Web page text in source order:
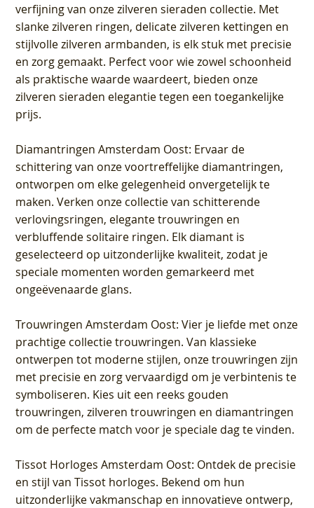
verfijning van onze zilveren sieraden collectie. Met
slanke zilveren ringen, delicate zilveren kettingen en
stijlvolle zilveren armbanden, is elk stuk met precisie
en zorg gemaakt. Perfect voor wie zowel schoonheid
als praktische waarde waardeert, bieden onze
zilveren sieraden elegantie tegen een toegankelijke
prijs.
Diamantringen Amsterdam Oost: Ervaar de
schittering van onze voortreffelijke diamantringen,
ontworpen om elke gelegenheid onvergetelijk te
maken. Verken onze collectie van schitterende
verlovingsringen, elegante trouwringen en
verbluffende solitaire ringen. Elk diamant is
geselecteerd op uitzonderlijke kwaliteit, zodat je
speciale momenten worden gemarkeerd met
ongeëvenaarde glans.
Trouwringen Amsterdam Oost: Vier je liefde met onze
prachtige collectie trouwringen. Van klassieke
ontwerpen tot moderne stijlen, onze trouwringen zijn
met precisie en zorg vervaardigd om je verbintenis te
symboliseren. Kies uit een reeks gouden
trouwringen, zilveren trouwringen en diamantringen
om de perfecte match voor je speciale dag te vinden.
Tissot Horloges Amsterdam Oost: Ontdek de precisie
en stijl van Tissot horloges. Bekend om hun
uitzonderlijke vakmanschap en innovatieve ontwerp,